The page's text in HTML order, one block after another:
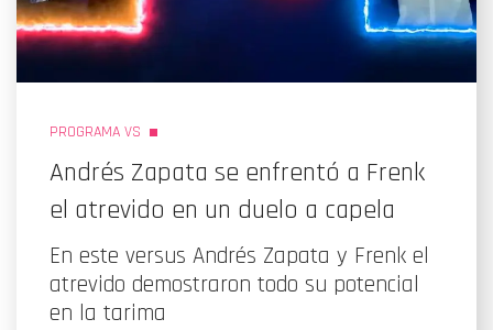
PROGRAMA VS
Andrés Zapata se enfrentó a Frenk
el atrevido en un duelo a capela
En este versus Andrés Zapata y Frenk el
atrevido demostraron todo su potencial
en la tarima